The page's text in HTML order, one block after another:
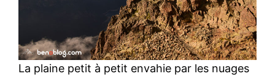
La plaine petit à petit envahie par les nuages